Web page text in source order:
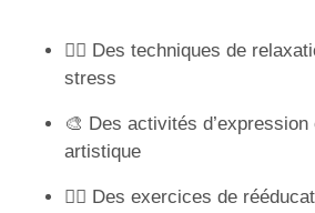
🧘‍♂️ Des techniques de
stress
🎨 Des activités
artistique
🤸‍♀️ Des exercices de